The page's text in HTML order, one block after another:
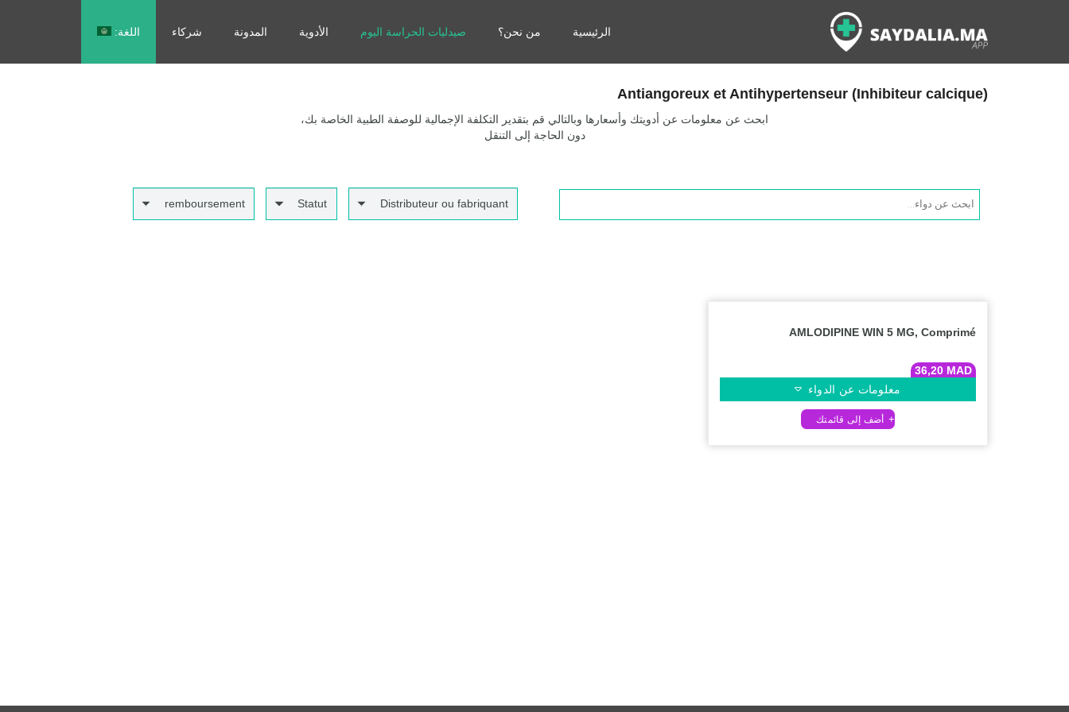
الرئيسية من نحن؟ صيدليات الحراسة اليوم الأدوية المدونة شركاء اللغة:
Antiangoreux et Antihypertenseur (Inhibiteur calcique)
ابحث عن معلومات عن أدويتك وأسعارها وبالتالي قم بتقدير التكلفة الإجمالية للوصفة الطبية الخاصة بك،
دون الحاجة إلى التنقل
Products
search
Distributeur ou fabriquant
Statut
remboursement
AMLODIPINE WIN 5 MG, Comprimé
36,20 MAD
معلومات عن الدواء